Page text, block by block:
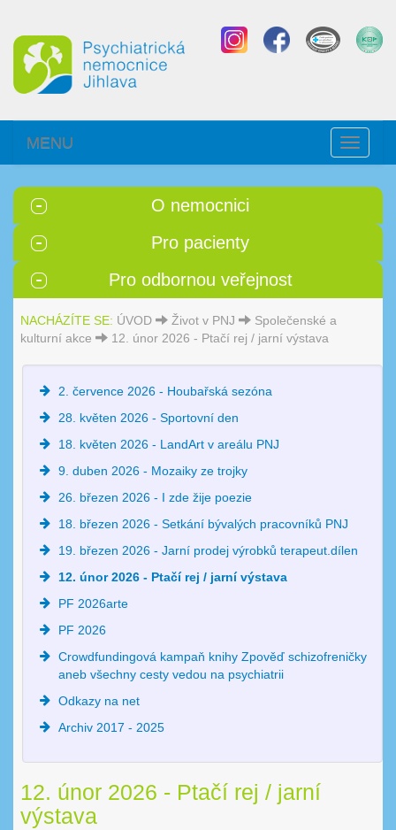
Toggle
MENU
O nemocnici
Pro pacienty
Pro odbornou veřejnost
NACHÁZÍTE SE: ÚVOD Život v PNJ
Společenské a
kulturní akce
12. únor 2026 - Ptačí rej / jarní výstava
2. července 2026 - Houbařská sezóna
28. květen 2026 - Sportovní den
18. květen 2026 - LandArt v areálu PNJ
9. duben 2026 - Mozaiky ze trojky
26. březen 2026 - I zde žije poezie
18. březen 2026 - Setkání bývalých pracovníků PNJ
19. březen 2026 - Jarní prodej výrobků terapeut.dílen
12. únor 2026 - Ptačí rej / jarní výstava
PF 2026arte
PF 2026
Crowdfundingová kampaň knihy Zpověď schizofreničky
aneb všechny cesty vedou na psychiatrii
Odkazy na net
Archiv 2017 - 2025
12. únor 2026 - Ptačí rej / jarní
výstava